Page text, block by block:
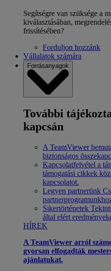
Segítségre van szüksége a
kiválasztásában,
frissítésében?
Forduljon hozzánk
Vállalatok számára
Forrásanyagok
További
kapcsán
A TeamViewer
biztonságos
Kapcsolatfelvétel a
támogatási cikkek
kapcsolatot.
Legyen partnerünk
Sikertörténetek
által elért
HÍREK
A TeamViewer arról
gyorsan elfogadták
ajánlatukat.